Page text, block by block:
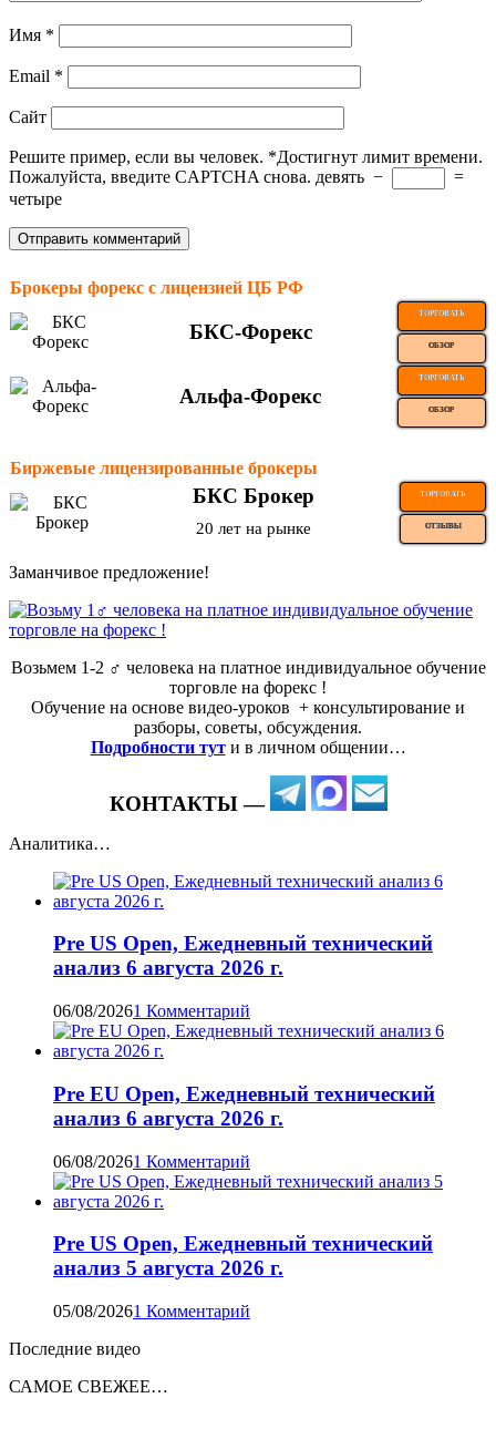
Имя *
Email *
Сайт
Решите пример, если вы человек. *Достигнут лимит времени.
Пожалуйста, введите CAPTCHA снова. девять −
=
четыре
Брокеры форекс с лицензией ЦБ РФ
БКС-Форекс
ТОРГОВАТЬ
ОБЗОР
Альфа-Форекс
ТОРГОВАТЬ
ОБЗОР
Биржевые лицензированные брокеры
БКС Брокер ТОРГОВАТЬ
20 лет на рынке ОТЗЫВЫ
Заманчивое предложение!
Возьмем 1-2 ‍♂️ человека на платное индивидуальное обучение
торговле на форекс !
Обучение на основе видео-уроков ️ + консультирование и
разборы, советы, обсуждения.
Подробности тут и в личном общении…
КОНТАКТЫ —
Аналитика…
Pre US Open, Ежедневный технический
анализ 6 августа 2026 г.
06/08/20261 Комментарий
Pre EU Open, Ежедневный технический
анализ 6 августа 2026 г.
06/08/20261 Комментарий
Pre US Open, Ежедневный технический
анализ 5 августа 2026 г.
05/08/20261 Комментарий
Последние видео
САМОЕ СВЕЖЕЕ…